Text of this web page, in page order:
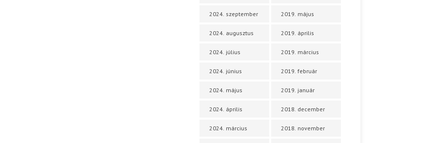
2024. szeptember
2024. augusztus
2024. július
2024. június
2024. május
2024. április
2024. március
2019. május
2019. április
2019. március
2019. február
2019. január
2018. december
2018. november